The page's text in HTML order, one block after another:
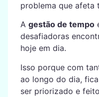
problema que afeta
A gestão de tempo
desafiadoras
hoje em dia.
Isso porque com
ao longo do dia,
ser priorizado e